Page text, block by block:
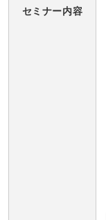
セミナー内容